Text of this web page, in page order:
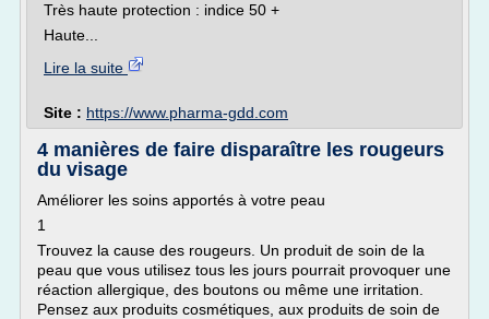
Très haute protection : indice 50 +
Haute...
Lire la suite
Site : https://www.pharma-gdd.com
4 manières de faire disparaître les rougeurs
du visage
Améliorer les soins apportés à votre peau
1
Trouvez la cause des rougeurs. Un produit de soin de la
peau que vous utilisez tous les jours pourrait provoquer une
réaction allergique, des boutons ou même une irritation.
Pensez aux produits cosmétiques, aux produits de soin de